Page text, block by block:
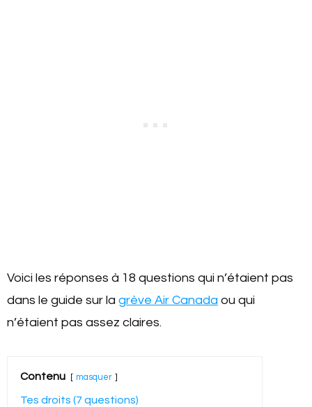
Voici les réponses à 18 questions qui n’étaient pas
dans le guide sur la grève Air Canada ou qui
n’étaient pas assez claires.
Contenu masquer
Tes droits (7 questions)